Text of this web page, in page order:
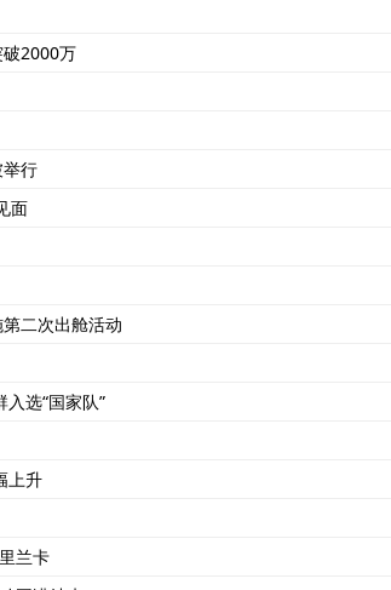
2000万
行
面
二次出舱活动
选“国家队”
上升
兰卡